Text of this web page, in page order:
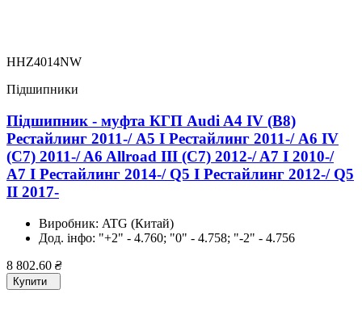
HHZ4014NW
Підшипники
Підшипник - муфта КГП Audi A4 IV (B8)
Рестайлинг 2011-/ A5 I Рестайлинг 2011-/ A6 IV
(C7) 2011-/ A6 Allroad III (C7) 2012-/ A7 I 2010-/
A7 I Рестайлинг 2014-/ Q5 I Рестайлинг 2012-/ Q5
II 2017-
Виробник: ATG (Китай)
Дод. інфо: "+2" - 4.760; "0" - 4.758; "-2" - 4.756
8 802.60 ₴
Купити